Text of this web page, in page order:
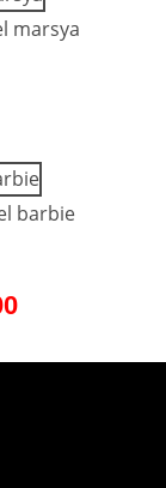
marsya
barbie